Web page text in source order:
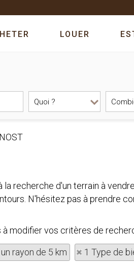
LOUER
recherche d'un terrain à
N'hésitez pas à prendre
à modifier vos critères de
rayon de 5 km 1 Type de